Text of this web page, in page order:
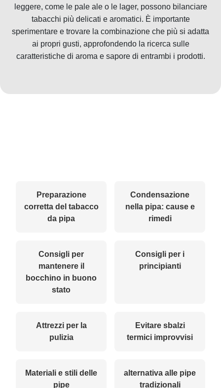
leggere, come le pale ale o le lager, possono bilanciare
tabacchi più delicati e aromatici. È importante
sperimentare e trovare la combinazione che più si adatta
ai propri gusti, approfondendo la ricerca sulle
caratteristiche di aroma e sapore di entrambi i prodotti.
Preparazione
corretta del tabacco
da pipa
Condensazione
nella pipa: cause e
rimedi
Consigli per
mantenere il
bocchino in buono
stato
Consigli per i
principianti
Attrezzi per la
pulizia
Evitare sbalzi
termici improvvisi
Materiali e stili delle
pipe
alternativa alle pipe
tradizionali